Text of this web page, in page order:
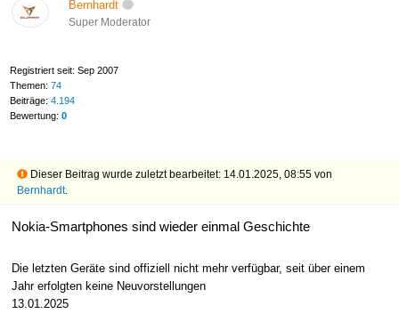
Bernhardt
Super Moderator
Registriert seit: Sep 2007
Themen: 74
Beiträge: 4.194
Bewertung: 0
Dieser Beitrag wurde zuletzt bearbeitet: 14.01.2025, 08:55 von
Bernhardt.
Nokia-Smartphones sind wieder einmal Geschichte
Die letzten Geräte sind offiziell nicht mehr verfügbar, seit über einem
Jahr erfolgten keine Neuvorstellungen
13.01.2025